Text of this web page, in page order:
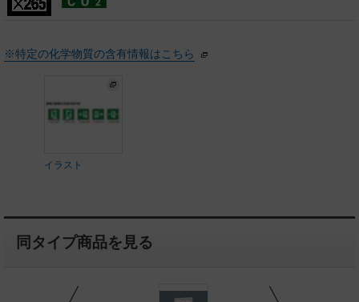
※特定の化学物質の含有情報はこちら
イラスト
同タイプ商品を見る